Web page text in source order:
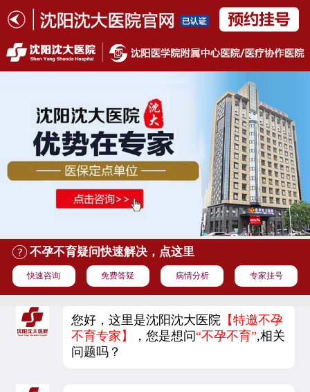
不孕不育疑问快速解决，点这里
快速咨询 免费答疑 病情分析 专家挂号
您好，这里是沈阳沈大医院 【特邀不孕
不育专家】
，您是想问“不孕不育”,相关
问题吗？